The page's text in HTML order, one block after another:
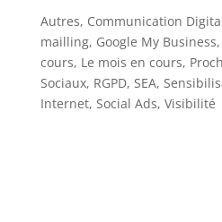
Autres, Communication
mailling, Google My Business,
cours, Le mois en cours,
Sociaux, RGPD, SEA,
Internet, Social Ads, Visibilité